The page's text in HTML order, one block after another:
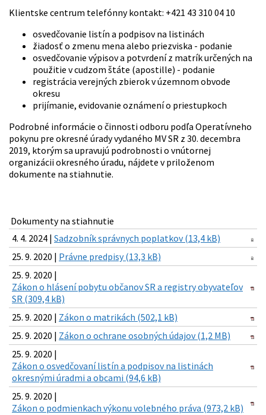
Klientske centrum telefónny kontakt: +421 43 310 04 10
osvedčovanie listín a podpisov na listinách
žiadosť o zmenu mena alebo priezviska - podanie
osvedčovanie výpisov a potvrdení z matrík určených na
použitie v cudzom štáte (apostille) - podanie
registrácia verejných zbierok v územnom obvode
okresu
prijímanie, evidovanie oznámení o priestupkoch
Podrobné informácie o činnosti odboru podľa Operatívneho
pokynu pre okresné úrady vydaného MV SR z 30. decembra
2019, ktorým sa upravujú podrobnosti o vnútornej
organizácii okresného úradu, nájdete v priloženom
dokumente na stiahnutie.
Dokumenty na stiahnutie
4. 4. 2024 | Sadzobník správnych poplatkov (13,4 kB)
25. 9. 2020 | Právne predpisy (13,3 kB)
25. 9. 2020 |
Zákon o hlásení pobytu občanov SR a registry obyvateľov
SR (309,4 kB)
25. 9. 2020 | Zákon o matrikách (502,1 kB)
25. 9. 2020 | Zákon o ochrane osobných údajov (1,2 MB)
25. 9. 2020 |
Zákon o osvedčovaní listín a podpisov na listinách
okresnými úradmi a obcami (94,6 kB)
25. 9. 2020 |
Zákon o podmienkach výkonu volebného práva (973,2 kB)